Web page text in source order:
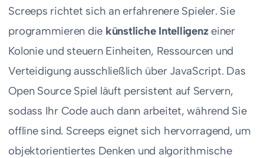
Screeps richtet sich an erfahrenere Spieler. Sie
programmieren die künstliche Intelligenzeiner
Kolonie und steuern Einheiten, Ressourcen und
Verteidigung ausschließlich über JavaScript. Das
Open Source Spiel läuft persistent auf Servern,
sodass Ihr Code auch dann arbeitet, während Sie
offline sind. Screeps eignet sich hervorragend, um
objektorientiertes Denken und algorithmische